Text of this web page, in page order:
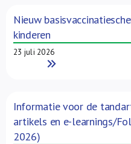
Nieuw
kinderen
23 juli 2026
Read More
Informatie voor de
artikels en e-learnings/
2026)